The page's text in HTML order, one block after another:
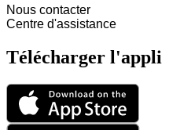
Nous contacter
Centre d'assistance
Télécharger l'appli